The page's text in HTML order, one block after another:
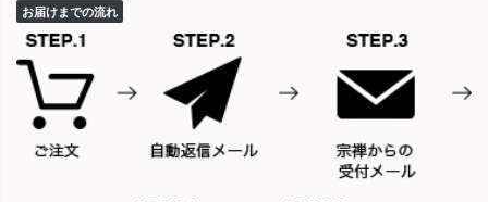
お届けまでの流れ